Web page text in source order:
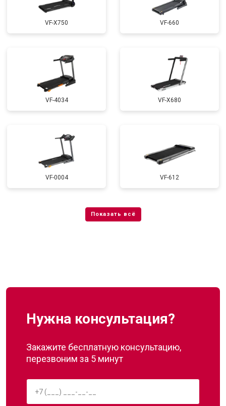
VF-X750 VF-660
VF-4034 VF-X680
VF-0004 VF-612
Нужна консультация?
Закажите бесплатную консультацию,
перезвоним за 5 минут